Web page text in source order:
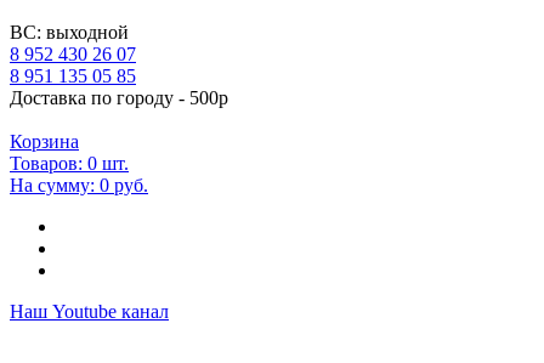
ВС: выходной
8 952 430 26 07
8 951 135 05 85
Доставка по городу - 500р
Корзина
Товаров: 0 шт.
На сумму: 0 руб.
Наш Youtube канал